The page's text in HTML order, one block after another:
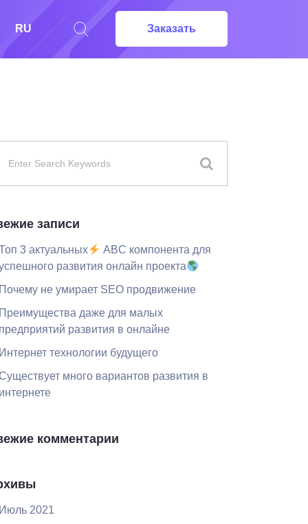
RU Заказать
записи
3 актуальных
ABC компонента для
развития онлайн проекта
не умирает SEO продвижение
даже для малых
развития в онлайне
технологии будущего
много вариантов развития в
комментарии
2021